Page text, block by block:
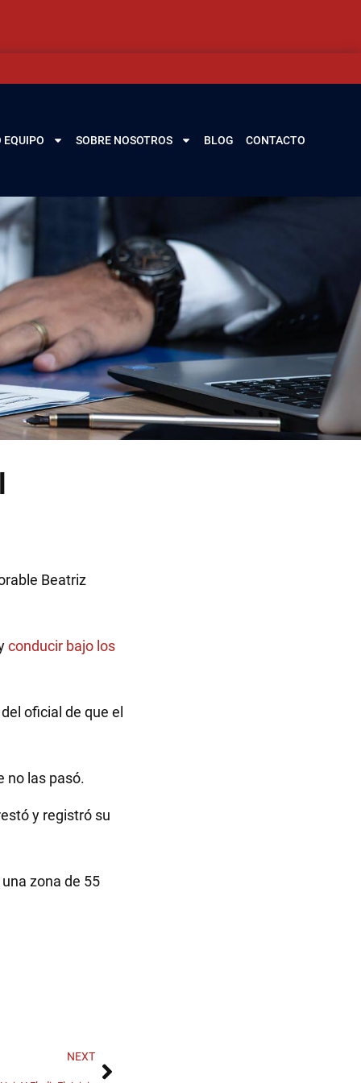
EQUIPO SOBRE NOSOTROS BLOG CONTACTO
Beatriz
conducir bajo los
oficial de que el
no las pasó.
y registró su
zona de 55
NEXT